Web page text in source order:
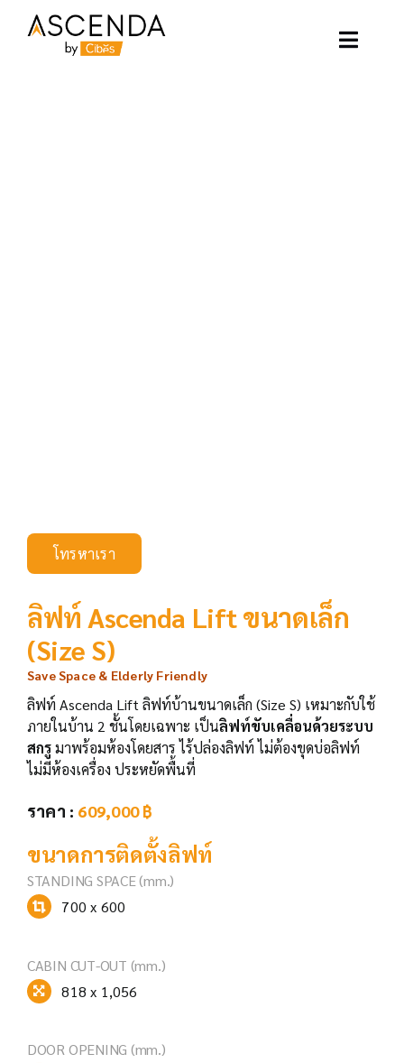
Toggle
ลิฟท์ Ascenda Lift ขนาดเล็ก
(Size S)
Save Space & Elderly Friendly
ลิฟท์ Ascenda Lift ลิฟท์บ้านขนาดเล็ก (Size S) เหมาะกับใช้
ภายในบ้าน 2 ชั้นโดยเฉพาะ เป็นลิฟท์ขับเคลื่อนด้วยระบบ
สกรูมาพร้อมห้องโดยสาร ไร้ปล่องลิฟท์ ไม่ต้องขุดบ่อลิฟท์
ไม่มีห้องเครื่อง ประหยัดพื้นที่
ราคา : 609,000฿
ขนาดการติดตั้งลิฟท์
STANDING SPACE (mm.)
700 x 600
CABIN CUT-OUT (mm.)
818 x 1,056
DOOR OPENING (mm.)
โทรหาเรา